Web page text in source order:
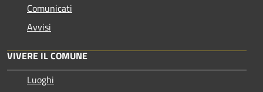
Comunicati
Avvisi
VIVERE IL COMUNE
Luoghi